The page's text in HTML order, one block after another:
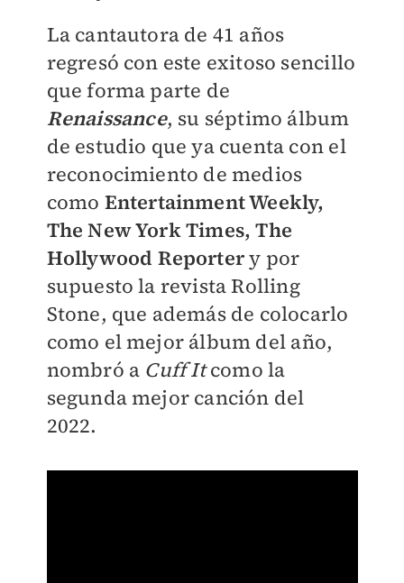
La cantautora de 41 años
regresó con este exitoso sencillo
que forma parte de
Renaissance, su séptimo álbum
de estudio que ya cuenta con el
reconocimiento de medios
como Entertainment Weekly,
The New York Times, The
Hollywood Reportery por
supuesto la revista Rolling
Stone, que además de colocarlo
como el mejor álbum del año,
nombró a Cuff Itcomo la
segunda mejor canción del
2022.